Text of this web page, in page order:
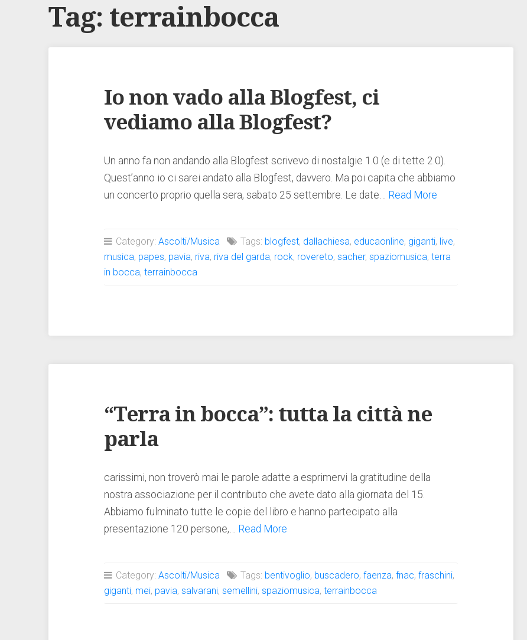
Tag: terrainbocca
Io non vado alla Blogfest, ci
vediamo alla Blogfest?
Un anno fa non andando alla Blogfest scrivevo di nostalgie 1.0 (e di tette 2.0).
Quest’anno io ci sarei andato alla Blogfest, davvero. Ma poi capita che abbiamo
un concerto proprio quella sera, sabato 25 settembre. Le date… Read More
Category:Ascolti/Musica Tags: blogfest, dallachiesa, educaonline, giganti, live,
musica, papes, pavia, riva, riva del garda, rock, rovereto,sacher,spaziomusica,terra
in bocca,terrainbocca
“Terra in bocca”: tutta la città ne
parla
carissimi, non troverò mai le parole adatte a esprimervi la gratitudine della
nostra associazione per il contributo che avete dato alla giornata del 15.
Abbiamo fulminato tutte le copie del libro e hanno partecipato alla
presentazione 120 persone,… Read More
Category:Ascolti/Musica Tags: bentivoglio, buscadero,faenza,fnac,fraschini,
giganti, mei, pavia,salvarani,semellini,spaziomusica,terrainbocca